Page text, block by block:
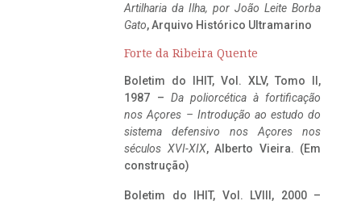
Artilharia da Ilha, por João Leite Borba
Gato, Arquivo Histórico Ultramarino
Forte da Ribeira Quente
Boletim do IHIT, Vol. XLV, Tomo II,
1987 – Da poliorcética à fortificação
nos Açores – Introdução ao estudo do
sistema defensivo nos Açores nos
séculos XVI-XIX, Alberto Vieira. (Em
construção)
Boletim do IHIT, Vol. LVIII, 2000 –